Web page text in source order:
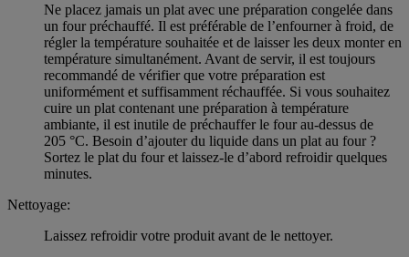
Ne placez jamais un plat avec une préparation congelée dans
un four préchauffé. Il est préférable de l’enfourner à froid, de
régler la température souhaitée et de laisser les deux monter en
température simultanément. Avant de servir, il est toujours
recommandé de vérifier que votre préparation est
uniformément et suffisamment réchauffée. Si vous souhaitez
cuire un plat contenant une préparation à température
ambiante, il est inutile de préchauffer le four au-dessus de
205 °C. Besoin d’ajouter du liquide dans un plat au four ?
Sortez le plat du four et laissez-le d’abord refroidir quelques
minutes.
Nettoyage:
Laissez refroidir votre produit avant de le nettoyer.